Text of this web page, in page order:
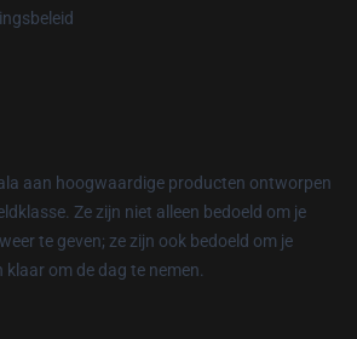
aan hoogwaardige producten ontworpen
Ze zijn niet alleen bedoeld om je
te geven; ze zijn ook bedoeld om je
om de dag te nemen.